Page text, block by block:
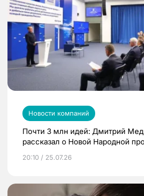
Новости компаний
Почти 3 млн идей: Дмитрий
рассказал о Новой Народной
20:10 / 25.07.26